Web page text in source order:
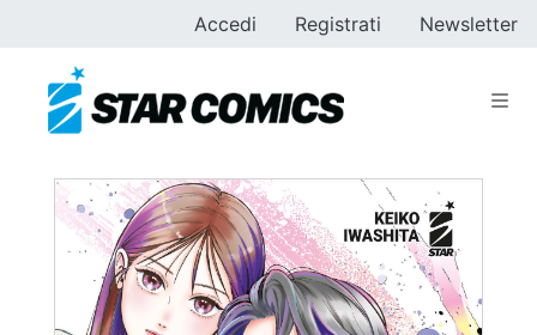
Accedi Registrati Newsletter